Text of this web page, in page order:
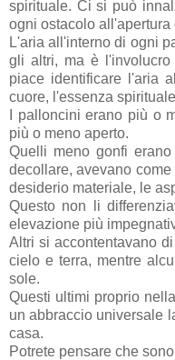
spirituale. Ci si può
ogni ostacolo
L'aria all'interno di ogni
gli altri, ma è
piace identificare l'aria
cuore, l'essenza
I palloncini erano più o
più o meno aperto.
Quelli meno gonfi
decollare, avevano
desiderio materiale, le
Questo non li
elevazione più
Altri si accontentavano
cielo e terra, mentre
sole.
Questi ultimi proprio
un abbraccio universale
casa.
Potrete pensare che